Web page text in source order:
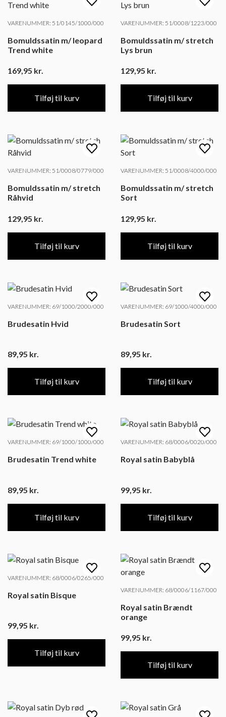
VARENUMMER: 51/0145/1000/000
Bomuldssatin m/ leopard
Trend white
169,95 kr.
Tilføj til kurv
VARENUMMER: 51/0008/1223/000
Bomuldssatin m/ stretch
Lys brun
129,95 kr.
Tilføj til kurv
VARENUMMER: 51/0008/0779/000
Bomuldssatin m/ stretch
Råhvid
129,95 kr.
Tilføj til kurv
VARENUMMER: 51/0008/4000/000
Bomuldssatin m/ stretch
Sort
129,95 kr.
Tilføj til kurv
VARENUMMER: 69/1000/2000/000
Brudesatin Hvid
89,95 kr.
Tilføj til kurv
VARENUMMER: 69/1000/4000/000
Brudesatin Sort
89,95 kr.
Tilføj til kurv
VARENUMMER: 69/1000/1000/000
Brudesatin Trend white
89,95 kr.
Tilføj til kurv
VARENUMMER: 68/0006/0020/000
Royal satin Babyblå
99,95 kr.
Tilføj til kurv
VARENUMMER: 68/0006/0265/000
Royal satin Bisque
99,95 kr.
Tilføj til kurv
VARENUMMER: 68/0006/1167/000
Royal satin Brændt
orange
99,95 kr.
Tilføj til kurv